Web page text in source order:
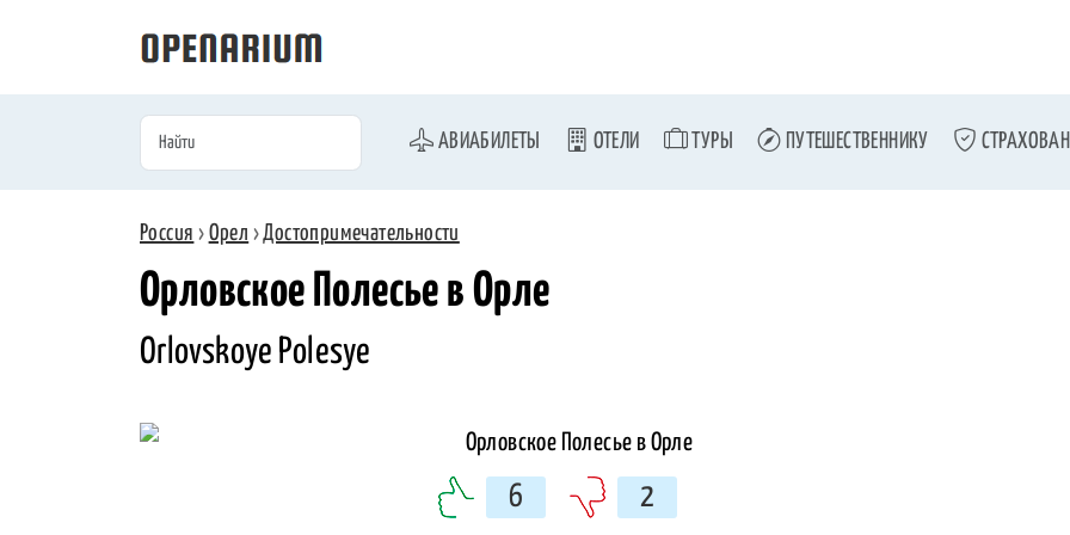
АВИАБИЛЕТЫ ОТЕЛИ ТУРЫ ПУТЕШЕСТВЕННИКУ
Россия › Орел ›Достопримечательности
Орловское Полесье в Орле
Orlovskoye Polesye
6 2